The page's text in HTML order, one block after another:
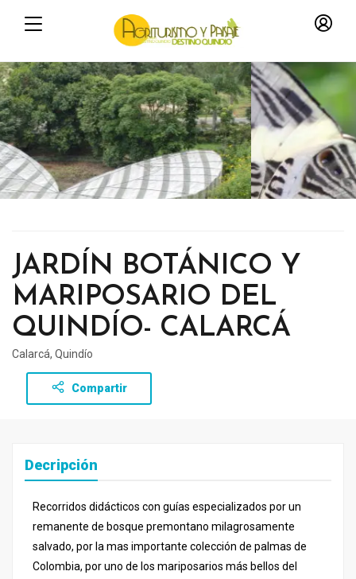
JARDÍN BOTÁNICO Y
MARIPOSARIO DEL
QUINDÍO- CALARCÁ
Calarcá, Quindío
Compartir
Decripción
Recorridos didácticos con guías especializados por un
remanente de bosque premontano milagrosamente
salvado, por la mas importante colección de palmas de
Colombia, por uno de los mariposarios más bellos del